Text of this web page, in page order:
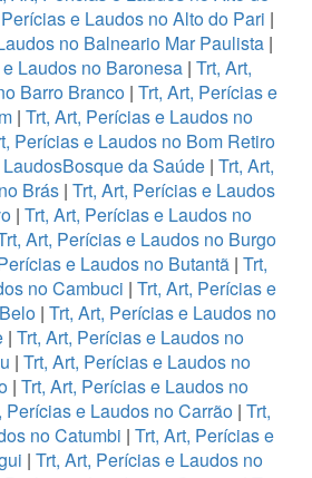
e Laudos no Alto do Pari |
no Balneario Mar Paulista |
Laudos no Baronesa| Trt, Art,
Barro Branco| Trt, Art, Perícias e
| Trt, Art, Perícias e Laudos no
Perícias e Laudos no Bom Retiro
da Saúde | Trt, Art,
Brás| Trt, Art, Perícias e Laudos
| Trt, Art, Perícias e Laudos no
Art, Perícias e Laudos no Burgo
e Laudos no Butantã| Trt,
no Cambuci | Trt, Art, Perícias e
| Trt, Art, Perícias e Laudos no
| Trt, Art, Perícias e Laudos no
| Trt, Art, Perícias e Laudos no
| Trt, Art, Perícias e Laudos no
Perícias e Laudos no Carrão | Trt,
no Catumbi | Trt, Art, Perícias e
| Trt, Art, Perícias e Laudos no